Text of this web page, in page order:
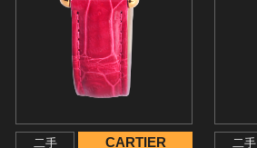
二手 CARTIER 二手